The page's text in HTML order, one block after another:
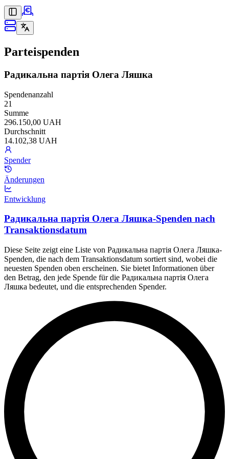
Parteispenden
Радикальна партія Олега Ляшка
Spendenanzahl
21
Summe
296.150,00 UAH
Durchschnitt
14.102,38 UAH
Spender
Änderungen
Entwicklung
Радикальна партія Олега Ляшка-Spenden nach
Transaktionsdatum
Diese Seite zeigt eine Liste von Радикальна партія Олега Ляшка-
Spenden, die nach dem Transaktionsdatum sortiert sind, wobei die
neuesten Spenden oben erscheinen. Sie bietet Informationen über
den Betrag, den jede Spende für die Радикальна партія Олега
Ляшка bedeutet, und die entsprechenden Spender.